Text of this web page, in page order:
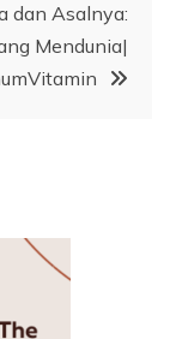
dan Asalnya:
Mendunia|